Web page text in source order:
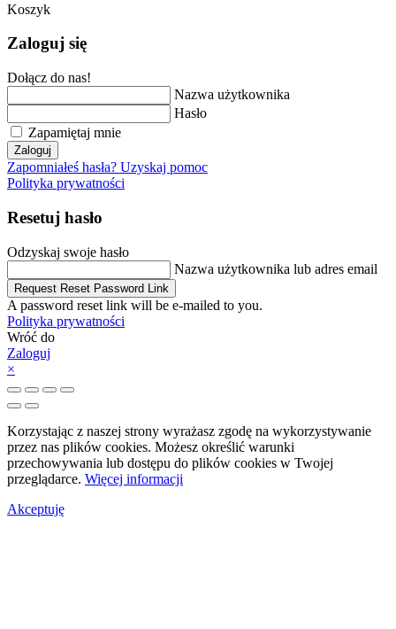
Koszyk
Zaloguj się
Dołącz do nas!
Nazwa użytkownika
Hasło
Zapamiętaj mnie
Zaloguj
Zapomniałeś hasła? Uzyskaj pomoc
Polityka prywatności
Resetuj hasło
Odzyskaj swoje hasło
Nazwa użytkownika lub adres email
Request Reset Password Link
A password reset link will be e-mailed to you.
Polityka prywatności
Wróć do
Zaloguj
×
Korzystając z naszej strony wyrażasz zgodę na wykorzystywanie
przez nas plików cookies. Możesz określić warunki
przechowywania lub dostępu do plików cookies w Twojej
przeglądarce. Więcej informacji
Akceptuję